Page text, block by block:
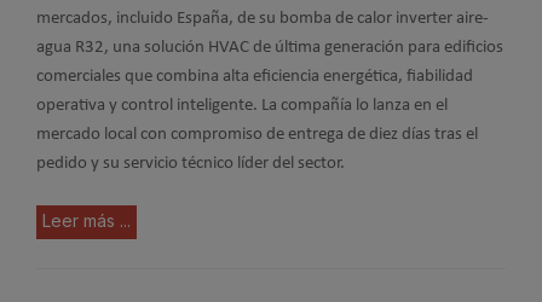
mercados, incluido España, de su bomba de calor inverter aire-
agua R32, una solución HVAC de última generación para edificios
comerciales que combina alta eficiencia energética, fiabilidad
operativa y control inteligente. La compañía lo lanza en el
mercado local con compromiso de entrega de diez días tras el
pedido y su servicio técnico líder del sector.
Leer más ...